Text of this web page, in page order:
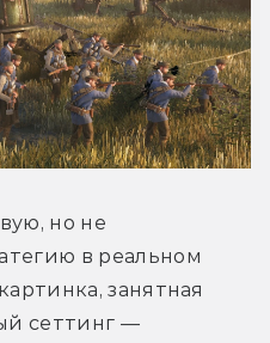
но не
в реальном
занятная
сеттинг —